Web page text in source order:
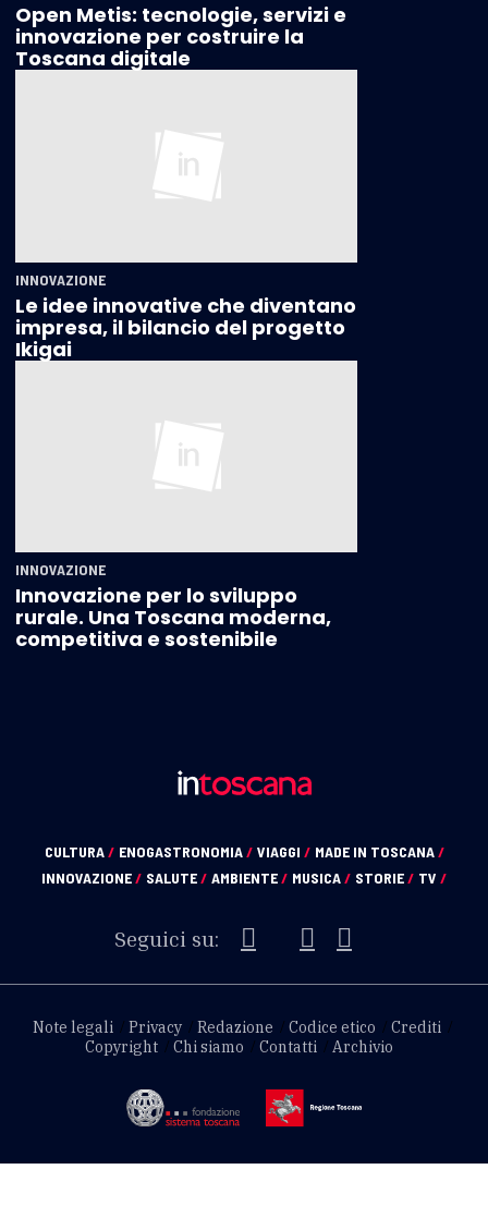
Open Metis: tecnologie, servizi e
innovazione per costruire la
Toscana digitale
INNOVAZIONE
Le idee innovative che diventano
impresa, il bilancio del progetto
Ikigai
INNOVAZIONE
Innovazione per lo sviluppo
rurale. Una Toscana moderna,
competitiva e sostenibile
CULTURA/ ENOGASTRONOMIA/ VIAGGI / MADE IN TOSCANA/
INNOVAZIONE/ SALUTE/ AMBIENTE/ MUSICA/ STORIE/ TV /
Seguici su:
Note legali Privacy Redazione Codice etico
Crediti
Copyright
Chi siamo Contatti Archivio